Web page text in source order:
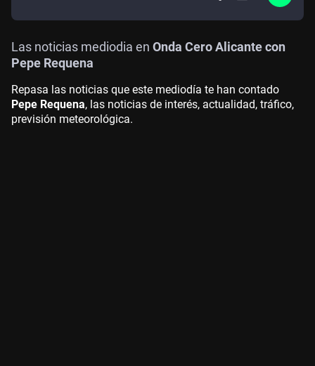
Las noticias mediodia en Onda Cero Alicante con
Pepe Requena
Repasa las noticias que este mediodía te han contado
Pepe Requena, las noticias de interés, actualidad, tráfico,
previsión meteorológica.